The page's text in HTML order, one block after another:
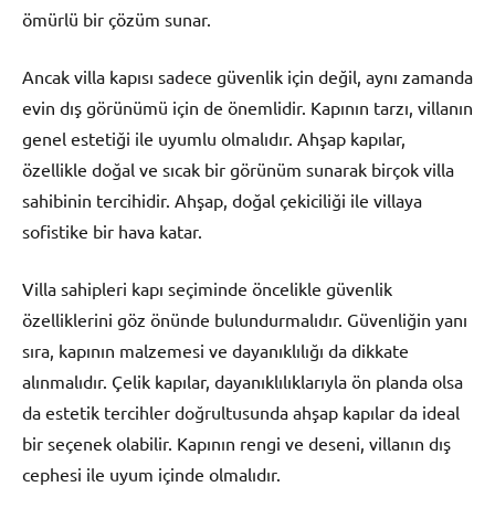
ömürlü bir çözüm sunar.
Ancak villa kapısı sadece güvenlik için değil, aynı zamanda
evin dış görünümü için de önemlidir. Kapının tarzı, villanın
genel estetiği ile uyumlu olmalıdır. Ahşap kapılar,
özellikle doğal ve sıcak bir görünüm sunarak birçok villa
sahibinin tercihidir. Ahşap, doğal çekiciliği ile villaya
sofistike bir hava katar.
Villa sahipleri kapı seçiminde öncelikle güvenlik
özelliklerini göz önünde bulundurmalıdır. Güvenliğin yanı
sıra, kapının malzemesi ve dayanıklılığı da dikkate
alınmalıdır. Çelik kapılar, dayanıklılıklarıyla ön planda olsa
da estetik tercihler doğrultusunda ahşap kapılar da ideal
bir seçenek olabilir. Kapının rengi ve deseni, villanın dış
cephesi ile uyum içinde olmalıdır.